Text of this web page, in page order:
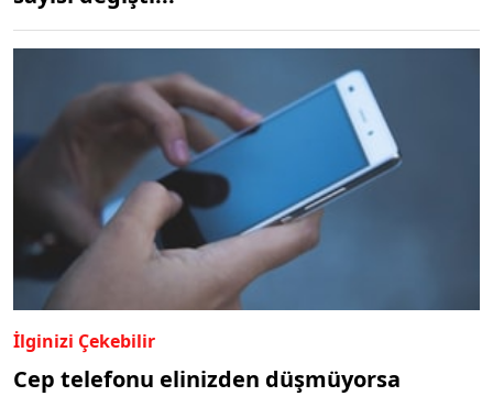
İlginizi Çekebilir
Cep telefonu elinizden düşmüyorsa